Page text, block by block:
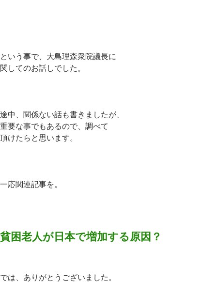
という事で、大島理森衆院議長に
関してのお話しでした。
途中、関係ない話も書きましたが、
重要な事でもあるので、調べて
頂けたらと思います。
一応関連記事を。
貧困老人が日本で増加する原因？
では、ありがとうございました。